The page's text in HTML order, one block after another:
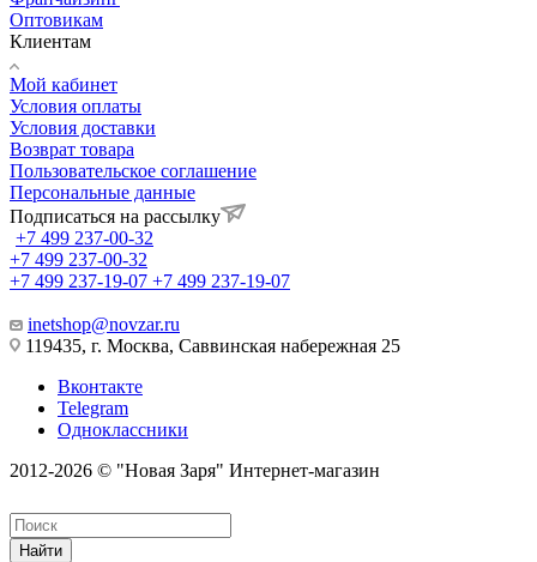
Оптовикам
Клиентам
Мой кабинет
Условия оплаты
Условия доставки
Возврат товара
Пользовательское соглашение
Персональные данные
Подписаться на рассылку
+7 499 237-00-32
+7 499 237-00-32
+7 499 237-19-07 +7 499 237-19-07
inetshop@novzar.ru
119435, г. Москва, Саввинская набережная 25
Вконтакте
Telegram
Одноклассники
2012-2026 © "Новая Заря" Интернет-магазин
Найти